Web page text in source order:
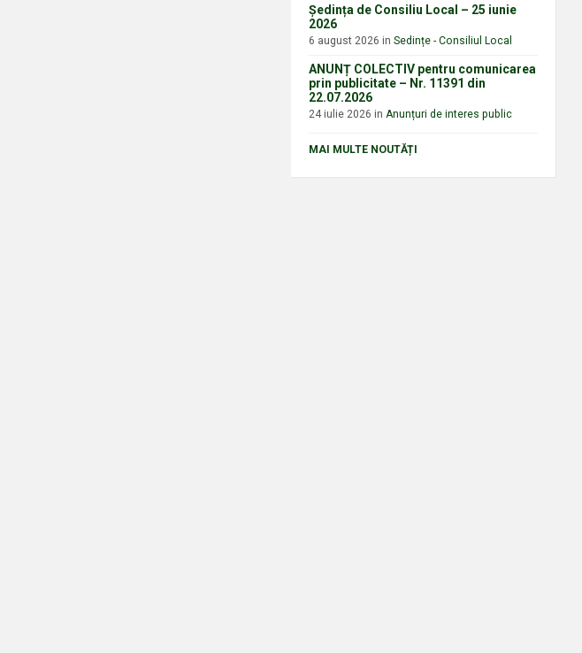
Ședința de Consiliu Local – 25 iunie
2026
6 august 2026inSedințe - Consiliul Local
ANUNȚ COLECTIV pentru comunicarea
prin publicitate – Nr. 11391 din
22.07.2026
24 iulie 2026inAnunțuri de interes public
MAI MULTE NOUTĂȚI